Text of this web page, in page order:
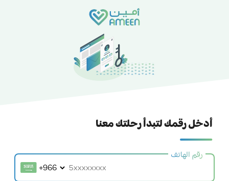
أدخل رقمك لتبدأ رحلتك معنا
رقم الهاتف